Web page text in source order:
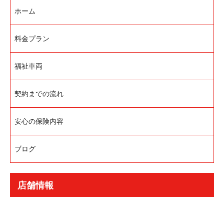
ホーム
料金プラン
福祉車両
契約までの流れ
安心の保険内容
ブログ
店舗情報